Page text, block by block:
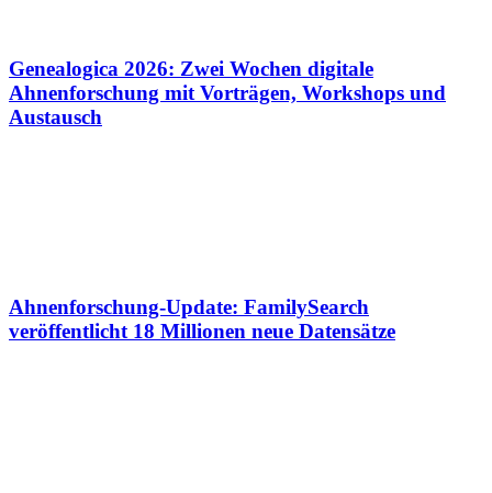
Genealogica 2026: Zwei Wochen digitale
Ahnenforschung mit Vorträgen, Workshops und
Austausch
Ahnenforschung-Update: FamilySearch
veröffentlicht 18 Millionen neue Datensätze